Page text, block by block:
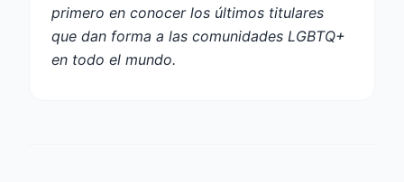
primero en conocer los últimos titulares
que dan forma a las comunidades LGBTQ+
en todo el mundo.